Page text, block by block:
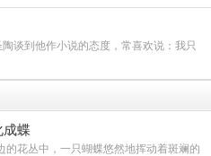
谈到他作小说的态度，常喜欢说：我只
成蝶
的花丛中，一只蝴蝶悠然地挥动着斑斓的